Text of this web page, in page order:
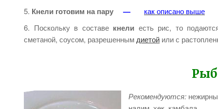
Кнели готовим на пару — как описано выше
Поскольку в составекнели есть рис, то
сметаной, соусом, разрешенным диетой или с
Рекомендуются: